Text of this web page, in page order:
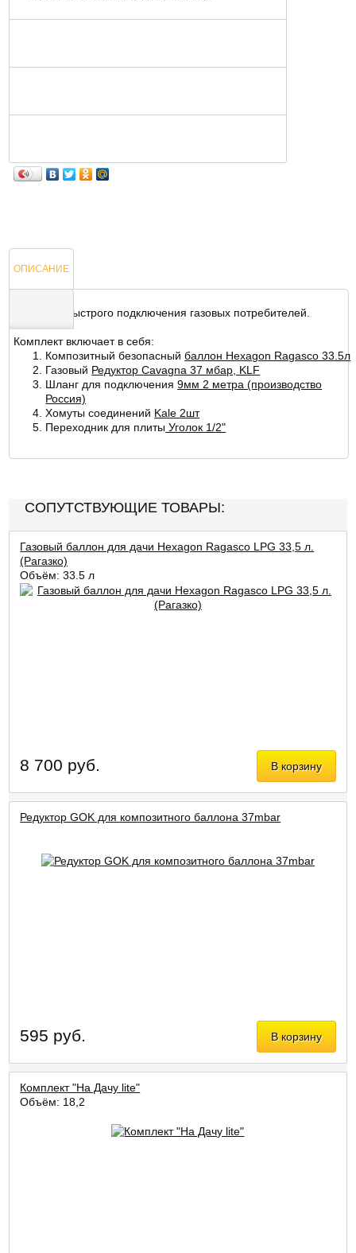
ОПИСАНИЕ
ОТЗЫВЫ
Комплект быстрого подключения газовых потребителей.
Комплект включает в себя:
Композитный безопасныйбаллон Hexagon Ragasco 33.5л
Газовый Редуктор Cavagna 37 мбар, KLF
Шланг для подключения9мм 2 метра (производство
Россия)
Хомуты соединений Kale 2шт
Переходник для плиты Уголок 1/2"
СОПУТСТВУЮЩИЕ ТОВАРЫ:
Газовый баллон для дачи Hexagon Ragasco LPG 33,5 л.
(Рагазко)
Объём: 33,5 л
В корзину
8 700 руб.
Редуктор GOK для композитного баллона 37mbar
В корзину
595 руб.
Комплект "На Дачу lite"
Объём: 18,2